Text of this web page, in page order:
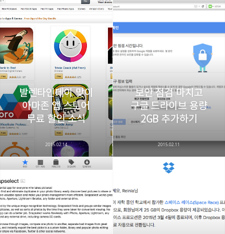
레이니아
다방면의 깊은 관심과 얕은 이해도를 갖춘 보편적
비주류이자 진화하는 영원한 주변인.
구독하기
구독하기 카카오톡
카카오스토리 밴드 네이버 블로그
발렌타인데이 맞이
아마존 앱 스토어
무료 할인 소식
2015.02.14
보안 점검 마치고
구글 드라이브 용량
2GB 추가하기
2015.02.11